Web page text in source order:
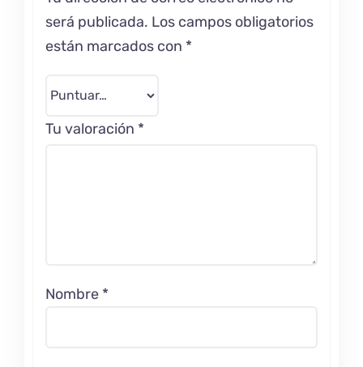
será publicada. Los campos obligatorios
están marcados con *
Tu valoración *
Nombre *